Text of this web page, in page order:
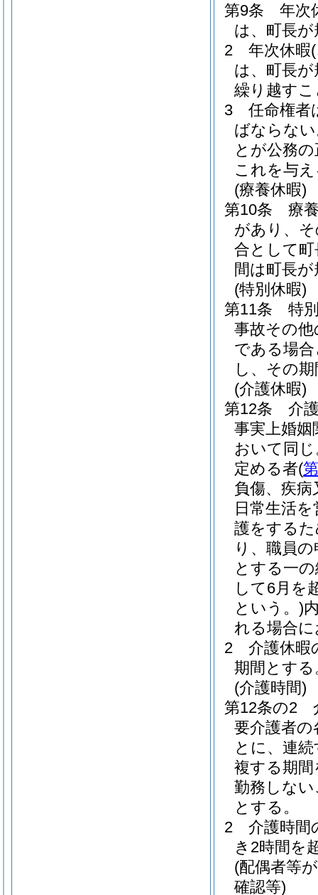
第9条
年次
は、町長
2
年次休暇
は、町長
繰り越す
3
任命権者
ばならな
とが公務
これを与
(療養休暇)
第10条
療
があり、
合として
間は町長
(特別休暇)
第11条
特
事故その
である場
し、その
(介護休暇)
第12条
介
事実上婚
おいて同じ
定める者(
負傷、疾
日常生活
護をする
り、職員
とする一
して6月を
という。)
れる場合
2
介護休暇
期間とする
(介護時間)
第12条の2
要介護者
とに、連
複する期
勤務しな
とする。
2
介護時間
き2時間を
(配偶者等
確認等)